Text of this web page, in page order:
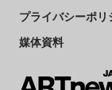
プライバシーポリ
媒体資料